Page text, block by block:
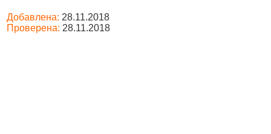
Добавлена: 28.11.2018
Проверена: 28.11.2018